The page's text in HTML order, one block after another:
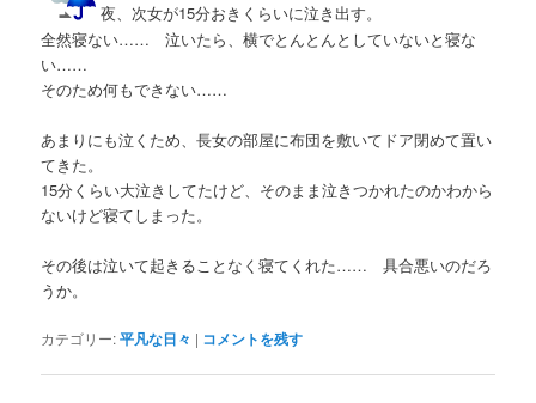
夜、次女が15分おきくらいに泣き出す。
全然寝ない…… 泣いたら、横でとんとんとしていないと寝な
い……
そのため何もできない……
あまりにも泣くため、長女の部屋に布団を敷いてドア閉めて置い
てきた。
15分くらい大泣きしてたけど、そのまま泣きつかれたのかわから
ないけど寝てしまった。
その後は泣いて起きることなく寝てくれた…… 具合悪いのだろ
うか。
カテゴリー:平凡な日々 | コメントを残す